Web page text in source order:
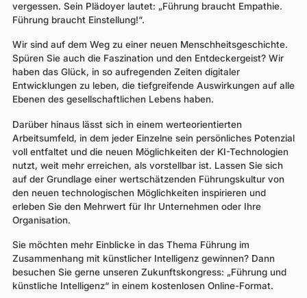
vergessen. Sein Plädoyer lautet: „Führung braucht Empathie.
Führung braucht Einstellung!“.
Wir sind auf dem Weg zu einer neuen Menschheitsgeschichte.
Spüren Sie auch die Faszination und den Entdeckergeist? Wir
haben das Glück, in so aufregenden Zeiten digitaler
Entwicklungen zu leben, die tiefgreifende Auswirkungen auf alle
Ebenen des gesellschaftlichen Lebens haben.
Darüber hinaus lässt sich in einem werteorientierten
Arbeitsumfeld, in dem jeder Einzelne sein persönliches Potenzial
voll entfaltet und die neuen Möglichkeiten der KI-Technologien
nutzt, weit mehr erreichen, als vorstellbar ist. Lassen Sie sich
auf der Grundlage einer wertschätzenden Führungskultur von
den neuen technologischen Möglichkeiten inspirieren und
erleben Sie den Mehrwert für Ihr Unternehmen oder Ihre
Organisation.
Sie möchten mehr Einblicke in das Thema Führung im
Zusammenhang mit künstlicher Intelligenz gewinnen? Dann
besuchen Sie gerne unseren Zukunftskongress: „Führung und
künstliche Intelligenz“ in einem kostenlosen Online-Format.